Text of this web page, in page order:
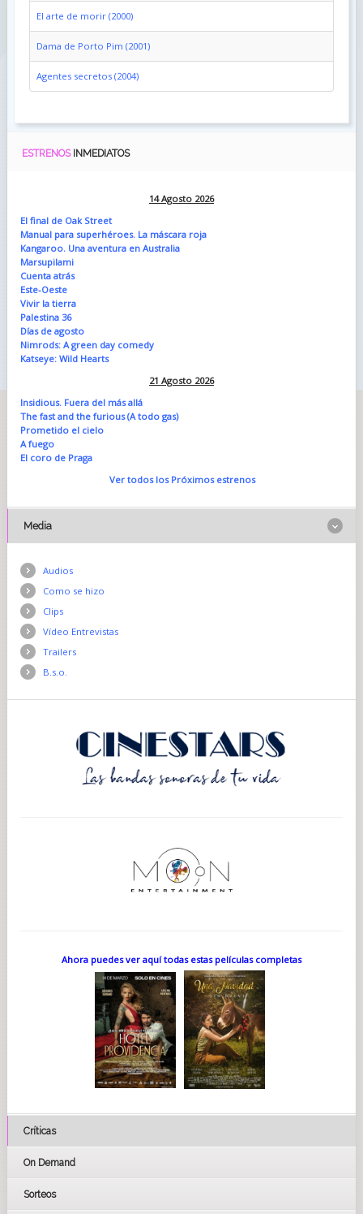
El arte de morir (2000)
Dama de Porto Pim (2001)
Agentes secretos (2004)
ESTRENOS INMEDIATOS
14 Agosto 2026
El final de Oak Street
Manual para superhéroes. La máscara roja
Kangaroo. Una aventura en Australia
Marsupilami
Cuenta atrás
Este-Oeste
Vivir la tierra
Palestina 36
Días de agosto
Nimrods: A green day comedy
Katseye: Wild Hearts
21 Agosto 2026
Insidious. Fuera del más allá
The fast and the furious (A todo gas)
Prometido el cielo
A fuego
El coro de Praga
Ver todos los Próximos estrenos
Media
Audios
Como se hizo
Clips
Vídeo Entrevistas
Trailers
B.s.o.
Ahora puedes ver aquí todas estas películas completas
Críticas
On Demand
Sorteos